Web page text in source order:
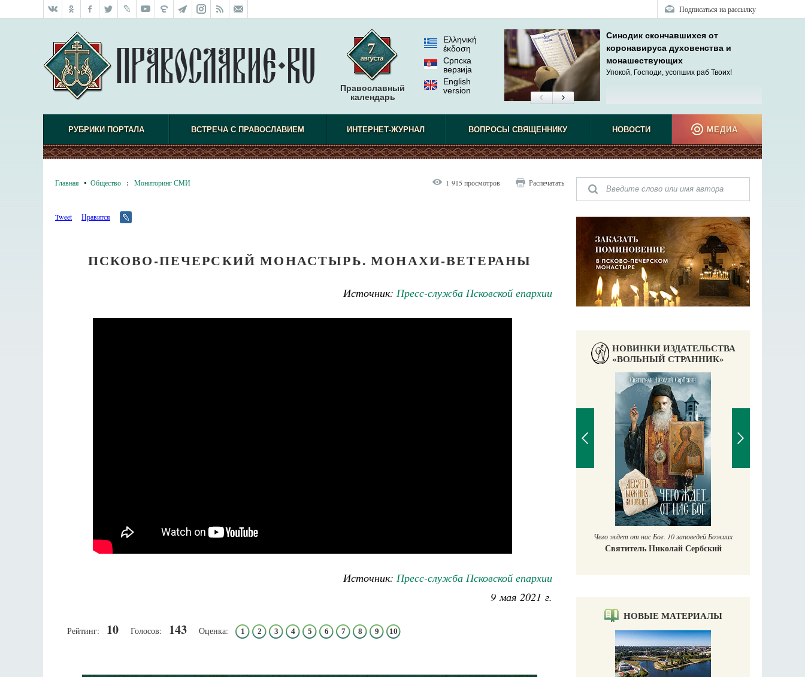
Подписаться на рассылку
Православный
календарь
Ελληνική
έκδοση
Српска
верзиjа
English
version
Синодик скончавшихся от
коронавируса духовенства и
монашествующих
Упокой, Господи, усопших раб Твоих!
РУБРИКИ ПОРТАЛА ВСТРЕЧА С ПРАВОСЛАВИЕМ ИНТЕРНЕТ-ЖУРНАЛ ВОПРОСЫ СВЯЩЕННИКУ НОВОСТИ МЕДИА
Главная Общество : Мониторинг СМИ 1 915 просмотров Распечатать
Tweet Нравится
ПСКОВО-ПЕЧЕРСКИЙ МОНАСТЫРЬ. МОНАХИ-ВЕТЕРАНЫ
Источник: Пресс-служба Псковской епархии
Источник: Пресс-служба Псковской епархии
9 мая 2021 г.
Рейтинг: 10 Голосов: 143 Оценка: 1 2 3 4 5 6 7 8 9 10
НОВИНКИ ИЗДАТЕЛЬСТВА
«ВОЛЬНЫЙ СТРАННИК»
Разлуки не будет
Фредерика де Грааф Чего ждет от нас Бог. 10 заповедей Божиих
Святитель Николай Сербский
НОВЫЕ МАТЕРИАЛЫ